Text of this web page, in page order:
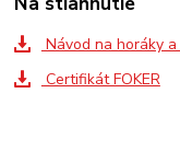
Návod na horáky a
Certifikát FOKER